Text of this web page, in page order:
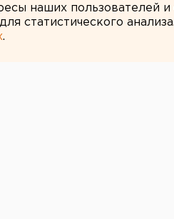
наших пользователей
статистического
.